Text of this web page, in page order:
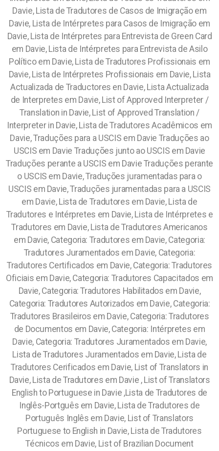
Davie, Lista de Tradutores de Casos de Imigração em
Davie, Lista de Intérpretes para Casos de Imigração em
Davie, Lista de Intérpretes para Entrevista de Green Card
em Davie, Lista de Intérpretes para Entrevista de Asilo
Político em Davie, Lista de Tradutores Profissionais em
Davie, Lista de Intérpretes Profissionais em Davie, Lista
Actualizada de Traductores en Davie, Lista Actualizada
de Interpretes em Davie, List of Approved Interpreter /
Translation in Davie, List of Approved Translation /
Interpreter in Davie, Lista de Tradutores Acadêmicos em
Davie, Traduções para a USCIS em Davie Traduções ao
USCIS em Davie Traduções junto ao USCIS em Davie
Traduções perante a USCIS em Davie Traduções perante
o USCIS em Davie, Traduções juramentadas para o
USCIS em Davie, Traduções juramentadas para a USCIS
em Davie, Lista de Tradutores em Davie, Lista de
Tradutores e Intérpretes em Davie, Lista de Intérpretes e
Tradutores em Davie, Lista de Tradutores Americanos
em Davie, Categoria: Tradutores em Davie, Categoria:
Tradutores Juramentados em Davie, Categoria:
Tradutores Certificados em Davie, Categoria: Tradutores
Oficiais em Davie, Categoria: Tradutores Capacitados em
Davie, Categoria: Tradutores Habilitados em Davie,
Categoria: Tradutores Autorizados em Davie, Categoria:
Tradutores Brasileiros em Davie, Categoria: Tradutores
de Documentos em Davie, Categoria: Intérpretes em
Davie, Categoria: Tradutores Juramentados em Davie,
Lista de Tradutores Juramentados em Davie, Lista de
Tradutores Cerificados em Davie, List of Translators in
Davie, Lista de Tradutores em Davie , List of Translators
English to Portuguese in Davie ,Lista de Tradutores de
Inglês-Portguês em Davie, Lista de Tradutores de
Português Inglês em Davie, List of Translators
Portuguese to English in Davie, Lista de Tradutores
Técnicos em Davie, List of Brazilian Document